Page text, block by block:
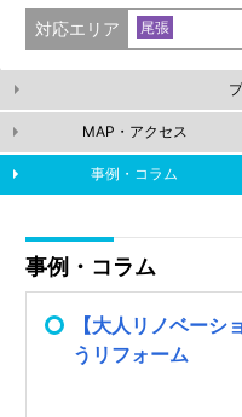
対応エリア 尾張
MAP・アクセス
事例・コラム
事例・コラム
【大人リノベー
うリフォーム